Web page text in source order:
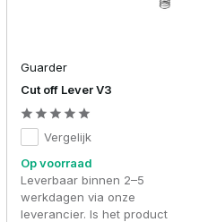
Guarder
Cut off Lever V3
Vergelijk
Op voorraad
Leverbaar binnen 2–5
werkdagen via onze
leverancier. Is het product